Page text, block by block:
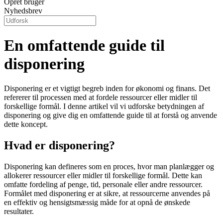
Opret bruger
Nyhedsbrev
En omfattende guide til
disponering
Disponering er et vigtigt begreb inden for økonomi og finans. Det
refererer til processen med at fordele ressourcer eller midler til
forskellige formål. I denne artikel vil vi udforske betydningen af
disponering og give dig en omfattende guide til at forstå og anvende
dette koncept.
Hvad er disponering?
Disponering kan defineres som en proces, hvor man planlægger og
allokerer ressourcer eller midler til forskellige formål. Dette kan
omfatte fordeling af penge, tid, personale eller andre ressourcer.
Formålet med disponering er at sikre, at ressourcerne anvendes på
en effektiv og hensigtsmæssig måde for at opnå de ønskede
resultater.